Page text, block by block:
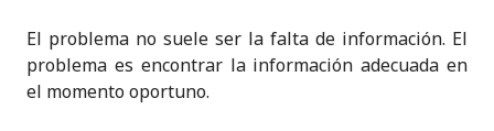
El problema no suele ser la falta de información. El
problema es encontrar la información adecuada en
el momento oportuno.